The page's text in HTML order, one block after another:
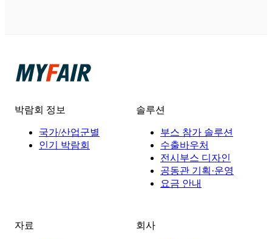
박람회 정보
국가/산업군별
인기 박람회
솔루션
부스 참가 솔루션
수출바우처
전시부스 디자인
공동관 기획·운영
요금 안내
자료 회사